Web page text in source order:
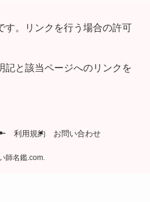
す。リンクを行う場合の許可
記と該当ページへのリンクを
利用規約 お問い合わせ
師名鑑.com.